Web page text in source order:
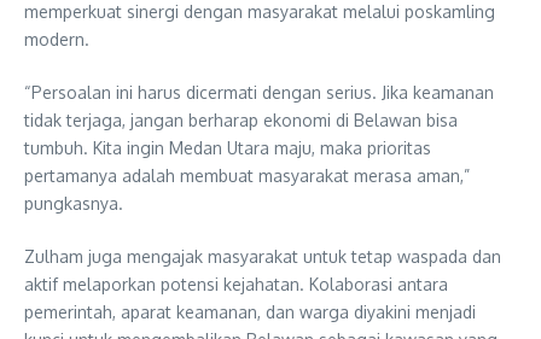
memperkuat sinergi dengan masyarakat melalui poskamling
modern.
“Persoalan ini harus dicermati dengan serius. Jika keamanan
tidak terjaga, jangan berharap ekonomi di Belawan bisa
tumbuh. Kita ingin Medan Utara maju, maka prioritas
pertamanya adalah membuat masyarakat merasa aman,”
pungkasnya.
Zulham juga mengajak masyarakat untuk tetap waspada dan
aktif melaporkan potensi kejahatan. Kolaborasi antara
pemerintah, aparat keamanan, dan warga diyakini menjadi